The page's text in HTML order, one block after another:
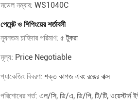
মডেল নম্বার: WS1040C
পেমেন্ট ও শিপিংয়ের শর্তাবলী
ন্যূনতম চাহিদার পরিমাণ: ৫ টুকরা
মূল্য: Price Negotiable
প্যাকেজিং বিবরণ: শক্ত কাগজ এবং রঙের বাক্স
পরিশোধের শর্ত: এল/সি, ডি/এ, ডি/পি, টি/টি, ওয়েস্টার্ন